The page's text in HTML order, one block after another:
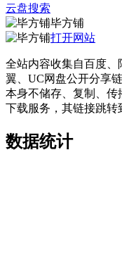
云盘搜索
毕方铺
打开网站
全站内容收集自百度、
翼、UC网盘公开分享
本身不储存、复制、
下载服务，其链接跳转
数据统计